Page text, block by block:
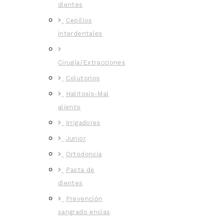
dientes
Cepillos
interdentales
Cirugía/Extracciones
Colutorios
Halitosis-Mal
aliento
Irrigadores
Junior
Ortodoncia
Pasta de
dientes
Prevención
sangrado encías